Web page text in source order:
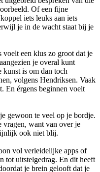
Of een fijne
iets leuks aan iets
je in de wacht staat bij je
voelt een klus zo groot dat je
je overal kunt
kunst is om dan toch
volgens Hendriksen. Vaak
En érgens beginnen voelt
gewoon te veel op je bordje.
vragen, want van over je
ook niet blij.
vol verleidelijke apps of
tot uitstelgedrag. En dit heeft
je brein gelooft dat je